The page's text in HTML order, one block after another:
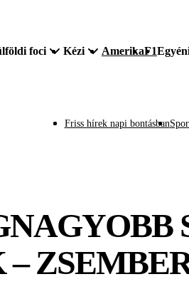
foci Kézi AmerikaF1
Friss hírek napi bontásban